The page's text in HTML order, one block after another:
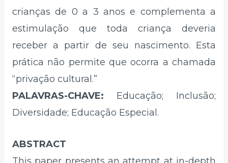
crianças de 0 a 3 anos e complementa a
estimulação que toda criança deveria
receber a partir de seu nascimento. Esta
prática não permite que ocorra a chamada
“privação cultural.”
PALAVRAS-CHAVE: Educação; Inclusão;
Diversidade; Educação Especial.
ABSTRACT